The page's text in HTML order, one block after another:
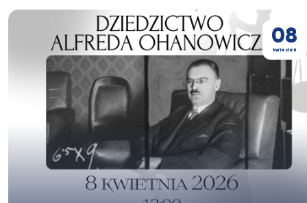
zaprosić Państwa do udziału w...
08
kwiecień